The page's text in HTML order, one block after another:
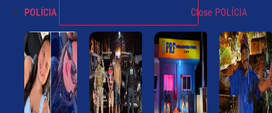
POLÍCIA Close POLÍCIA